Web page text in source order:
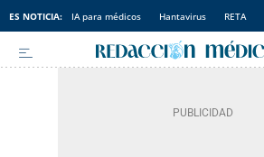
ES NOTICIA: IA para médicos Hantavirus RETA